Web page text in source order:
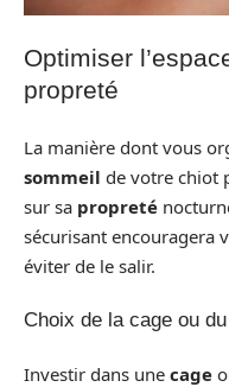
Optimiser
propreté
La manière dont vous
sommeil de votre chiot
sur sa propreté
sécurisant encouragera
éviter de le salir.
Choix de la cage ou
Investir dans une cage